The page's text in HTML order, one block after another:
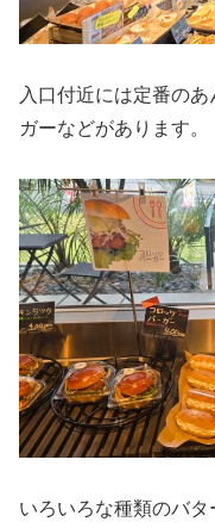
入口付近には定番の
ガーなどがあります。
いろいろな種類のバ